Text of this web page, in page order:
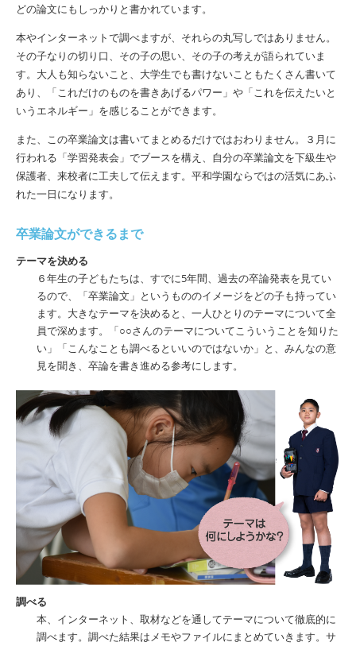
どの論文にもしっかりと書かれています。
本やインターネットで調べますが、それらの丸写しではありません。
その子なりの切り口、その子の思い、その子の考えが語られていま
す。大人も知らないこと、大学生でも書けないこともたくさん書いて
あり、「これだけのものを書きあげるパワー」や「これを伝えたいと
いうエネルギー」を感じることができます。
また、この卒業論文は書いてまとめるだけではおわりません。３月に
行われる「学習発表会」でブースを構え、自分の卒業論文を下級生や
保護者、来校者に工夫して伝えます。平和学園ならではの活気にあふ
れた一日になります。
卒業論文ができるまで
テーマを決める
６年生の子どもたちは、すでに5年間、過去の卒論発表を見てい
るので、「卒業論文」というもののイメージをどの子も持ってい
ます。大きなテーマを決めると、一人ひとりのテーマについて全
員で深めます。「○○さんのテーマについてこういうことを知りた
い」「こんなことも調べるといいのではないか」と、みんなの意
見を聞き、卒論を書き進める参考にします。
調べる
本、インターネット、取材などを通してテーマについて徹底的に
調べます。調べた結果はメモやファイルにまとめていきます。サ